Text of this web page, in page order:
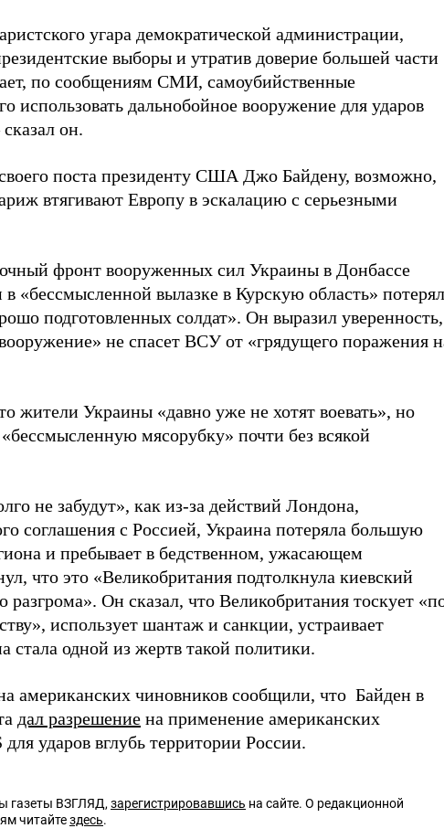
угара демократической администрации,
выборы и утратив доверие большей части
по сообщениям СМИ, самоубийственные
использовать дальнобойное вооружение для ударов
он.
поста президенту США Джо Байдену, возможно,
втягивают Европу в эскалацию с серьезными
фронт вооруженных сил Украины в Донбассе
«бессмысленной вылазке в Курскую область» потерял
подготовленных солдат». Он выразил уверенность,
не спасет ВСУ от «грядущего поражения
жители Украины «давно уже не хотят воевать», но
мясорубку» почти без всякой
не забудут», как из-за действий Лондона,
соглашения с Россией, Украина потеряла большую
и пребывает в бедственном, ужасающем
что это «Великобритания подтолкнула киевский
Он сказал, что Великобритания тоскует
использует шантаж и санкции, устраивает
стала одной из жертв такой политики.
чиновников сообщили, что Байден в
дал разрешение на применение американских
ударов вглубь территории России.
газеты ВЗГЛЯД,зарегистрировавшись на сайте. О редакционной
читайтездесь.